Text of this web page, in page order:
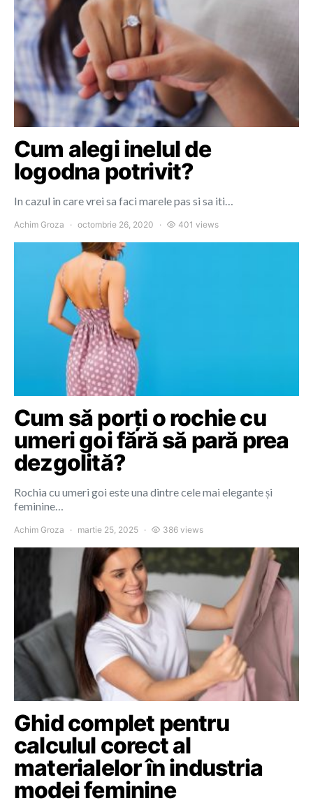
Cum alegi inelul de
logodna potrivit?
In cazul in care vrei sa faci marele pas si sa iti…
Achim Groza octombrie 26, 2020 401 views
Cum să porți o rochie cu
umeri goi fără să pară prea
dezgolită?
Rochia cu umeri goi este una dintre cele mai elegante și
feminine…
Achim Groza martie 25, 2025 386 views
Ghid complet pentru
calculul corect al
materialelor în industria
modei feminine